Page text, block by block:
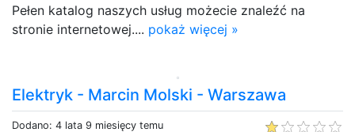
Pełen katalog naszych usług możecie znaleźć na
stronie internetowej.... pokaż więcej »
Elektryk - Marcin Molski - Warszawa
Dodano: 4 lata 9 miesięcy temu